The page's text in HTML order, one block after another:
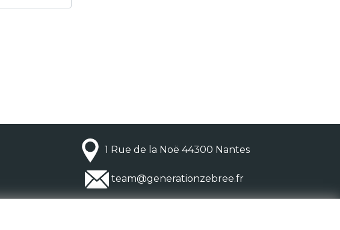
1 Rue de la Noë 44300 Nantes
team@generationzebree.fr